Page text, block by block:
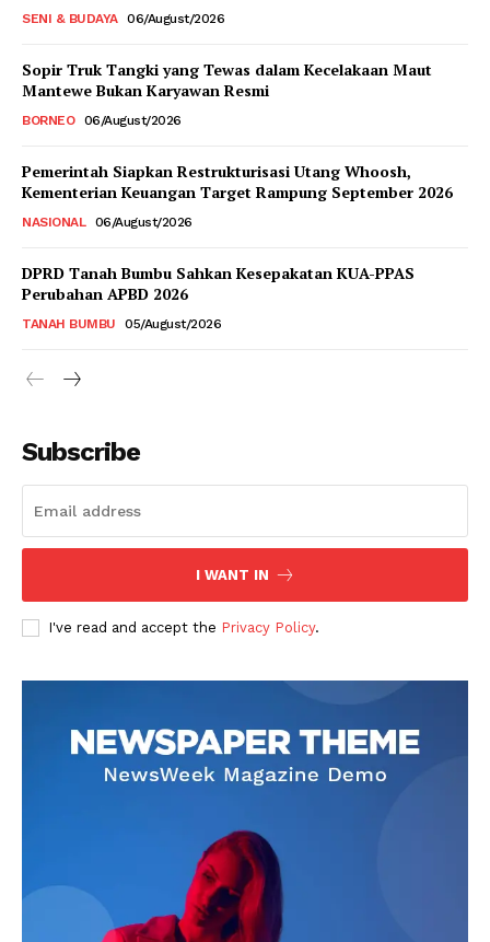
SENI & BUDAYA 06/August/2026
Sopir Truk Tangki yang Tewas dalam Kecelakaan Maut
Mantewe Bukan Karyawan Resmi
BORNEO 06/August/2026
Pemerintah Siapkan Restrukturisasi Utang Whoosh,
Kementerian Keuangan Target Rampung September 2026
NASIONAL 06/August/2026
DPRD Tanah Bumbu Sahkan Kesepakatan KUA-PPAS
Perubahan APBD 2026
TANAH BUMBU 05/August/2026
Subscribe
I WANT IN
I've read and accept the Privacy Policy.